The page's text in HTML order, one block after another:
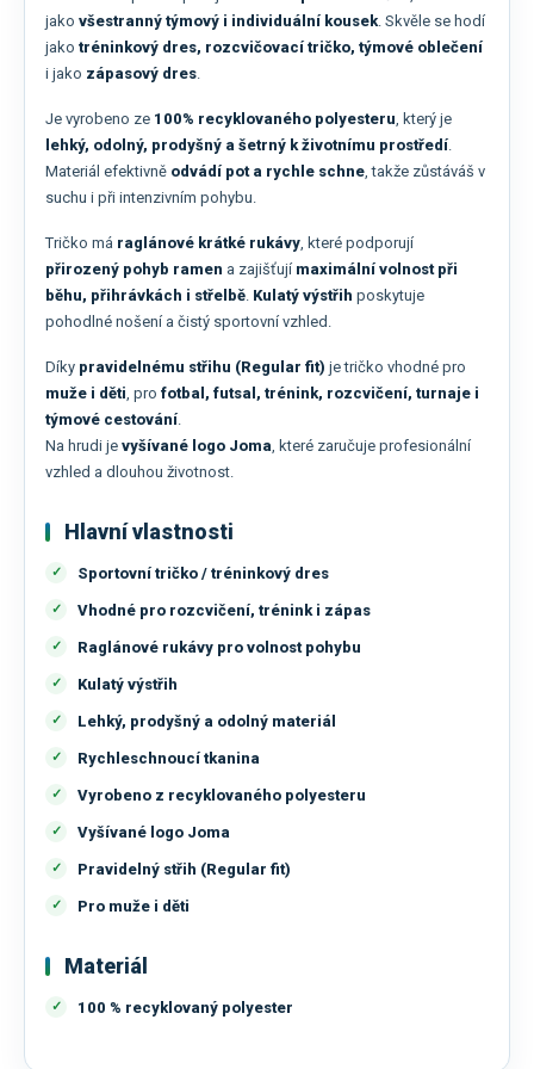
jako všestranný týmový i individuální kousek. Skvěle se hodí
jako tréninkový dres, rozcvičovací tričko, týmové oblečení
i jako zápasový dres.
Je vyrobeno ze 100% recyklovaného polyesteru, který je
lehký, odolný, prodyšný a šetrný k životnímu prostředí.
Materiál efektivně odvádí pot a rychle schne, takže zůstáváš v
suchu i při intenzivním pohybu.
Tričko má raglánové krátké rukávy, které podporují
přirozený pohyb ramen a zajišťují maximální volnost při
běhu, přihrávkách i střelbě. Kulatý výstřih poskytuje
pohodlné nošení a čistý sportovní vzhled.
Díky pravidelnému střihu (Regular fit) je tričko vhodné pro
muže i děti, pro fotbal, futsal, trénink, rozcvičení, turnaje i
týmové cestování.
Na hrudi je vyšívané logo Joma, které zaručuje profesionální
vzhled a dlouhou životnost.
Hlavní vlastnosti
Sportovní tričko / tréninkový dres
Vhodné pro rozcvičení, trénink i zápas
Raglánové rukávy pro volnost pohybu
Kulatý výstřih
Lehký, prodyšný a odolný materiál
Rychleschnoucí tkanina
Vyrobeno z recyklovaného polyesteru
Vyšívané logo Joma
Pravidelný střih (Regular fit)
Pro muže i děti
Materiál
100 % recyklovaný polyester